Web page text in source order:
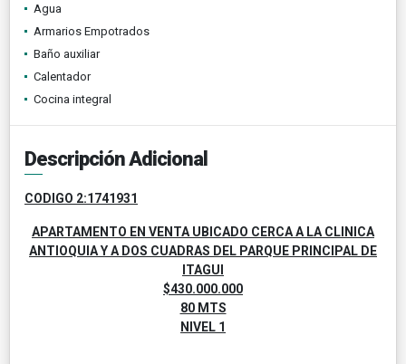
Agua
Armarios Empotrados
Baño auxiliar
Calentador
Cocina integral
Descripción Adicional
CODIGO 2:1741931
APARTAMENTO EN VENTA UBICADO CERCA A LA CLINICA
ANTIOQUIA Y A DOS CUADRAS DEL PARQUE PRINCIPAL DE
ITAGUI
$430.000.000
80 MTS
NIVEL 1